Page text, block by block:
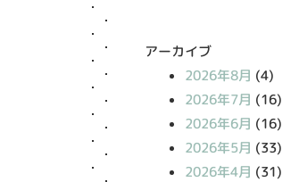
アーカイブ
2026年8月 (4)
2026年7月 (16)
2026年6月 (16)
2026年5月 (33)
2026年4月 (31)